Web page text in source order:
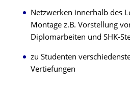
Netzwerken innerhalb des
Montage z.B. Vorstellung
Diplomarbeiten und SHK-
zu Studenten
Vertiefungen